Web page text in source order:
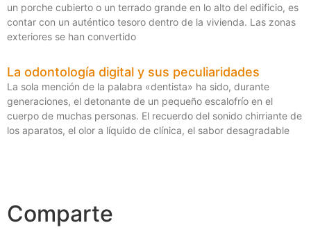
un porche cubierto o un terrado grande en lo alto del edificio, es
contar con un auténtico tesoro dentro de la vivienda. Las zonas
exteriores se han convertido
La odontología digital y sus peculiaridades
La sola mención de la palabra «dentista» ha sido, durante
generaciones, el detonante de un pequeño escalofrío en el
cuerpo de muchas personas. El recuerdo del sonido chirriante de
los aparatos, el olor a líquido de clínica, el sabor desagradable
Comparte